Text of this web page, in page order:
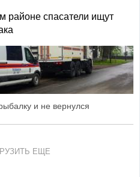
районе спасатели ищут
и не вернулся
ЕЩЕ